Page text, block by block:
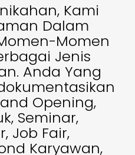
Kami
Dalam
Momen
Jenis
Anda Yang
Opening,
Seminar,
Job Fair,
Karyawan,